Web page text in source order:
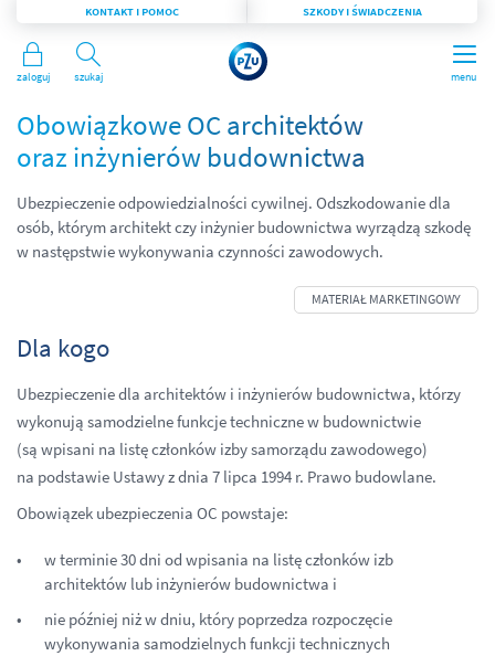
menu
Szukaj
KONTAKT I POMOC SZKODY I ŚWIADCZENIA
Zaloguj
Obowiązkowe OC architektów
oraz inżynierów budownictwa
Ubezpieczenie odpowiedzialności cywilnej. Odszkodowanie dla
osób, którym architekt czy inżynier budownictwa wyrządzą szkodę
w następstwie wykonywania czynności zawodowych.
Dla kogo
Ubezpieczenie dla architektów i inżynierów budownictwa, którzy
wykonują samodzielne funkcje techniczne w budownictwie
(są wpisani na listę członków izby samorządu zawodowego)
na podstawie Ustawy z dnia 7 lipca 1994 r. Prawo budowlane.
Obowiązek ubezpieczenia OC powstaje:
w terminie 30 dni od wpisania na listę członków izb
architektów lub inżynierów budownictwa i
nie później niż w dniu, który poprzedza rozpoczęcie
wykonywania samodzielnych funkcji technicznych